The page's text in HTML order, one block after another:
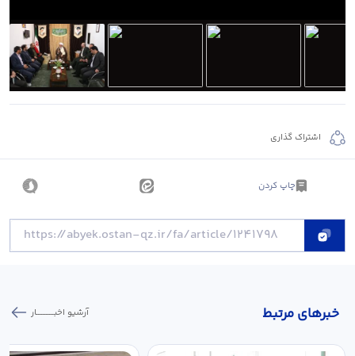
اشتراک گذاری
چاپ کردن
خبر‌های مرتبط آرشیو اخبـــــــــــار